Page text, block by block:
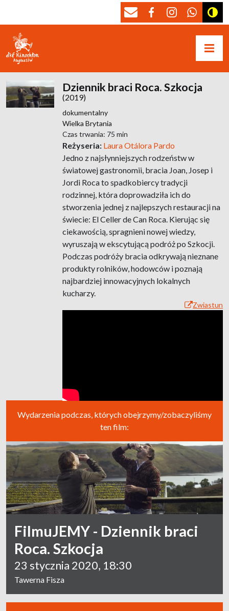
Dziennik braci Roca. Szkocja
(2019)
dokumentalny
Wielka Brytania
Czas trwania: 75 min
Reżyseria: Laura Otálora Pardo
Jedno z najsłynniejszych rodzeństw w
światowej gastronomii, bracia Joan, Josep i
Jordi Roca to spadkobiercy tradycji
rodzinnej, która doprowadziła ich do
stworzenia jednej z najlepszych restauracji na
świecie: El Celler de Can Roca. Kierując się
ciekawością, spragnieni nowej wiedzy,
wyruszają w ekscytującą podróż po Szkocji.
Podczas podróży bracia odkrywają nieznane
produkty rolników, hodowców i poznają
najbardziej innowacyjnych lokalnych
kucharzy.
Zwiastun
Wydarzenia podczas, których obejrzymy/zobaczyliśmy
ten film:
FilmuJEMY - Dziennik braci
Roca. Szkocja
23 stycznia 2020, 18:30
Tawerna Fisza